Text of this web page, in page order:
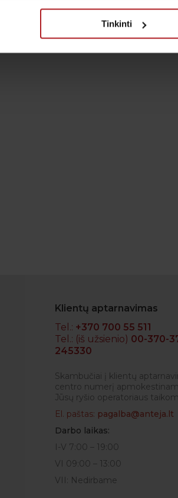
Tinkinti
Klientų aptarnavimas
Tel.: +370 700 55 511
Tel.: (iš užsienio) 00-370-
245330
Skambučiai į klientų
centro numerį
Jūsų ryšio operatoriaus
El. paštas: pagalba@anteja.lt
Darbo laikas:
I-V 7:00 – 19:00
VI 09:00 – 13:00
VII: Nedirbame
NEDAS